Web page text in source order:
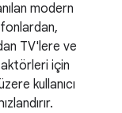
modern
TV'lere ve
için
kullanıcı